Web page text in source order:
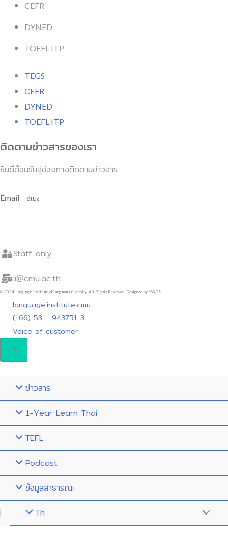
CEFR
DYNED
TOEFL ITP
TEGS
CEFR
DYNED
TOEFL ITP
ติดตามข่าวสารของเรา
ยินดีต้อนรับสู่ช่องทางติดตามข่าวสาร
Email
Staff only
li@cmu.ac.th
© 2024 Language institute chiang mai university. All Rights Reserved. Designed by YWDS.
language.institute.cmu
(+66) 53 - 943751-3
Voice of customer
ข่าวสาร
1-Year Learn Thai
TEFL
Podcast
ข้อมูลสาธารณะ
Th
Menu